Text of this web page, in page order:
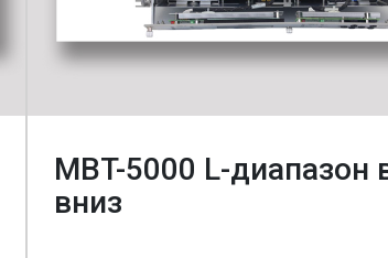
MBT-5000 L-диапазон
вниз